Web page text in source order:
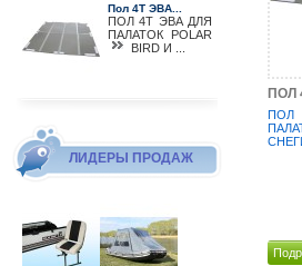
Пол 4T ЭВА...
ПОЛ 4T ЭВА ДЛЯ
ПАЛАТОК POLAR
BIRD И ...
ЛИДЕРЫ ПРОДАЖ
ПОЛ
ПОЛ